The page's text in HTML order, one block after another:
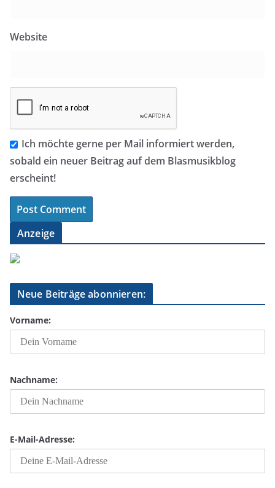
Website
Ich möchte gerne per Mail informiert werden,
sobald ein neuer Beitrag auf dem Blasmusikblog
erscheint!
Anzeige
Neue Beiträge abonnieren:
Vorname:
Nachname:
E-Mail-Adresse: